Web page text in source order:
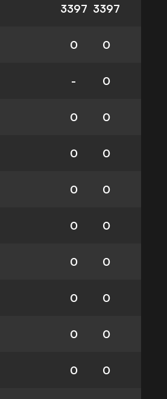
3397 3397
0 0
- 0
0 0
0 0
0 0
0 0
0 0
0 0
0 0
0 0